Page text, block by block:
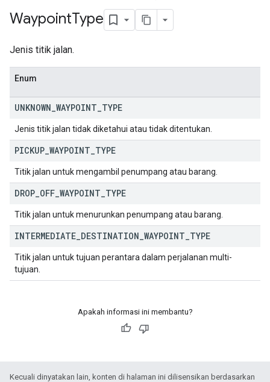
WaypointType
Jenis titik jalan.
Enum
UNKNOWN WAYPOINT TYPE
Jenis titik jalan tidak diketahui atau tidak ditentukan.
PICKUP WAYPOINT TYPE
Titik jalan untuk mengambil penumpang atau barang.
DROP OFF WAYPOINT TYPE
Titik jalan untuk menurunkan penumpang atau barang.
INTERMEDIATE DESTINATION WAYPOINT TYPE
Titik jalan untuk tujuan perantara dalam perjalanan multi-
tujuan.
Apakah informasi ini membantu?
Kecuali dinyatakan lain, konten di halaman ini dilisensikan berdasarkan